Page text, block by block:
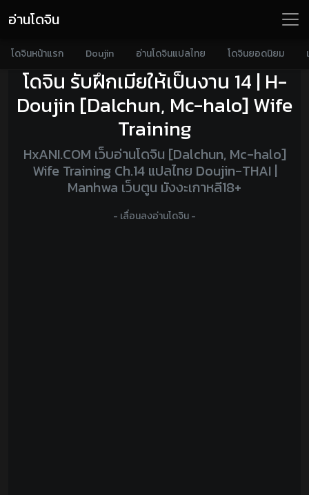
อ่านโดจิน
โดจินหน้าแรก Doujin อ่านโดจินแปลไทย โดจินยอดนิยม
โดจิน รับฝึกเมียให้เป็นงาน 14 | H-
Doujin [Dalchun, Mc-halo] Wife
Training
HxANI.COM เว็บอ่านโดจิน [Dalchun, Mc-halo]
Wife Training Ch.14 แปลไทย Doujin-THAI |
Manhwa เว็บตูน มังงะเกาหลี18+
- เลื่อนลงอ่านโดจิน -